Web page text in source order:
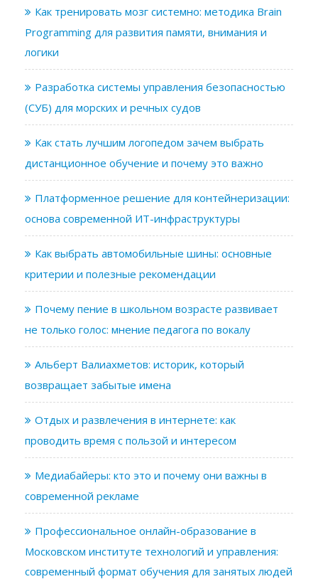
Как тренировать мозг системно: методика Brain
Programming для развития памяти, внимания и
логики
Разработка системы управления безопасностью
(СУБ) для морских и речных судов
Как стать лучшим логопедом зачем выбрать
дистанционное обучение и почему это важно
Платформенное решение для контейнеризации:
основа современной ИТ-инфраструктуры
Как выбрать автомобильные шины: основные
критерии и полезные рекомендации
Почему пение в школьном возрасте развивает
не только голос: мнение педагога по вокалу
Альберт Валиахметов: историк, который
возвращает забытые имена
Отдых и развлечения в интернете: как
проводить время с пользой и интересом
Медиабайеры: кто это и почему они важны в
современной рекламе
Профессиональное онлайн-образование в
Московском институте технологий и управления:
современный формат обучения для занятых людей